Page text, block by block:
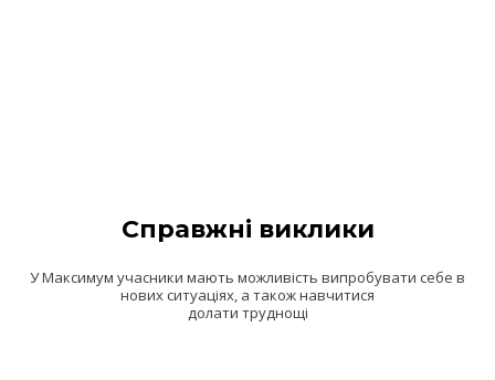
Справжні виклики
У Максимум учасники мають можливість випробувати себе в
нових ситуаціях, а також навчитися
долати труднощі